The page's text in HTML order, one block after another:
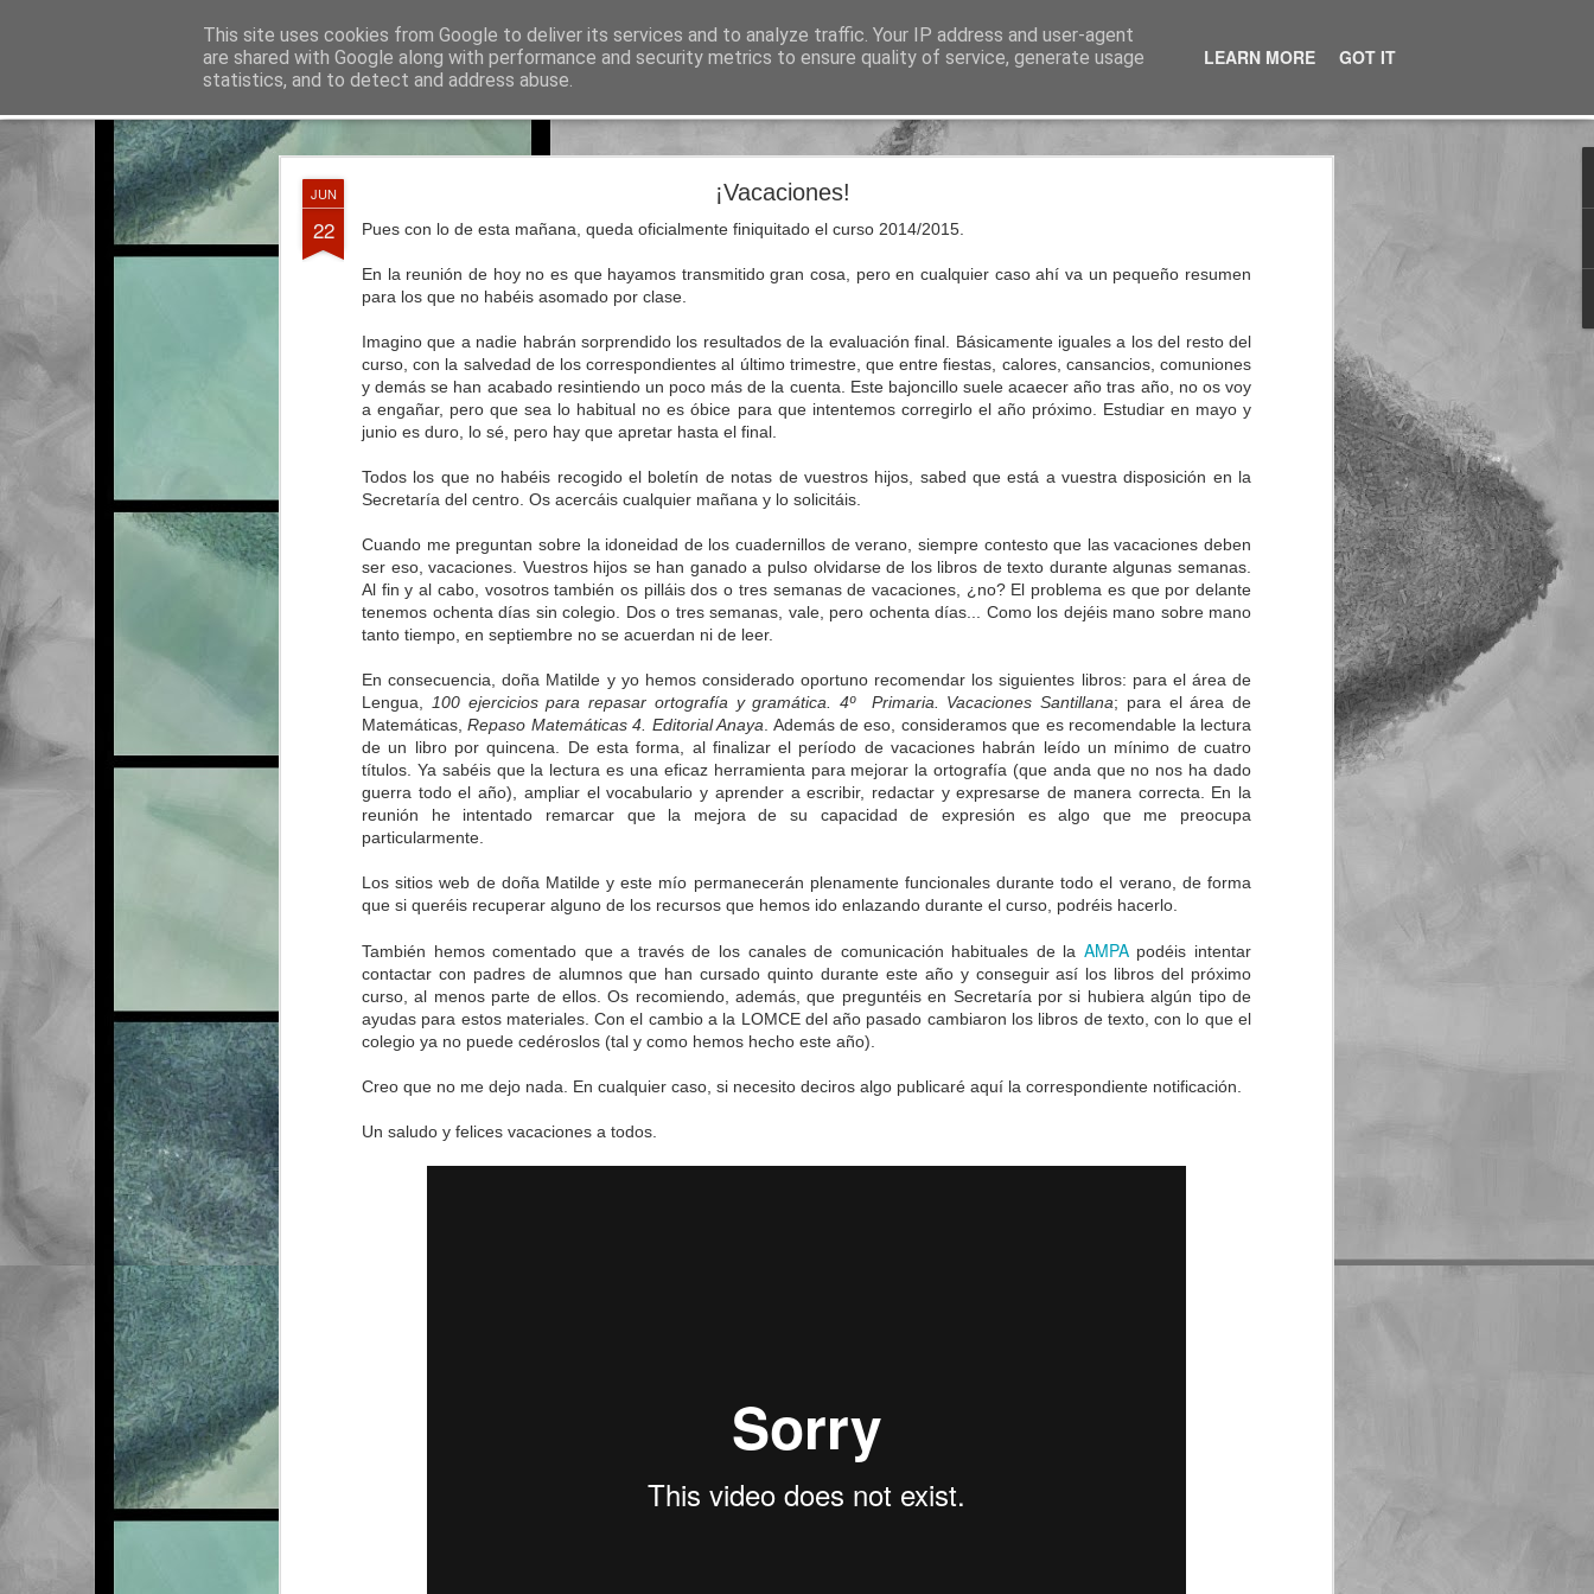
JUN
22
¡Vacaciones!
Pues con lo de esta mañana, queda oficialmente finiquitado el curso 2014/2015.
En la reunión de hoy no es que hayamos transmitido gran cosa, pero en cualquier caso ahí va un pequeño resumen
para los que no habéis asomado por clase.
Imagino que a nadie habrán sorprendido los resultados de la evaluación final. Básicamente iguales a los del resto del
curso, con la salvedad de los correspondientes al último trimestre, que entre fiestas, calores, cansancios, comuniones
y demás se han acabado resintiendo un poco más de la cuenta. Este bajoncillo suele acaecer año tras año, no os voy
a engañar, pero que sea lo habitual no es óbice para que intentemos corregirlo el año próximo. Estudiar en mayo y
junio es duro, lo sé, pero hay que apretar hasta el final.
Todos los que no habéis recogido el boletín de notas de vuestros hijos, sabed que está a vuestra disposición en la
Secretaría del centro. Os acercáis cualquier mañana y lo solicitáis.
Cuando me preguntan sobre la idoneidad de los cuadernillos de verano, siempre contesto que las vacaciones deben
ser eso, vacaciones. Vuestros hijos se han ganado a pulso olvidarse de los libros de texto durante algunas semanas.
Al fin y al cabo, vosotros también os pilláis dos o tres semanas de vacaciones, ¿no? El problema es que por delante
tenemos ochenta días sin colegio. Dos o tres semanas, vale, pero ochenta días... Como los dejéis mano sobre mano
tanto tiempo, en septiembre no se acuerdan ni de leer.
En consecuencia, doña Matilde y yo hemos considerado oportuno recomendar los siguientes libros: para el área de
Lengua,
100 ejercicios para repasar ortografía y gramática. 4º Primaria. Vacaciones Santillana; para el área de
Matemáticas,Repaso Matemáticas 4. Editorial Anaya . Además de eso, consideramos que es recomendable la lectura
de un libro por quincena. De esta forma, al finalizar el período de vacaciones habrán leído un mínimo de cuatro
títulos. Ya sabéis que la lectura es una eficaz herramienta para mejorar la ortografía (que anda que no nos ha dado
guerra todo el año), ampliar el vocabulario y aprender a escribir, redactar y expresarse de manera correcta. En la
reunión he intentado remarcar que la mejora de su capacidad de expresión es algo que me preocupa
particularmente.
Los sitios web de doña Matilde y este mío permanecerán plenamente funcionales durante todo el verano, de forma
que si queréis recuperar alguno de los recursos que hemos ido enlazando durante el curso, podréis hacerlo.
También hemos comentado que a través de los canales de comunicación habituales de la AMPA podéis intentar
contactar con padres de alumnos que han cursado quinto durante este año y conseguir así los libros del próximo
curso, al menos parte de ellos. Os recomiendo, además, que preguntéis en Secretaría por si hubiera algún tipo de
ayudas para estos materiales. Con el cambio a la LOMCE del año pasado cambiaron los libros de texto, con lo que el
colegio ya no puede cedéroslos (tal y como hemos hecho este año).
Creo que no me dejo nada. En cualquier caso, si necesito deciros algo publicaré aquí la correspondiente notificación.
Un saludo y felices vacaciones a todos.
This site uses cookies from Google to deliver its services and to analyze traffic. Your IP address and user-agent
are shared with Google along with performance and security metrics to ensure quality of service, generate usage
statistics, and to detect and address abuse.
LEARN MORE GOT IT
La otra tutoría de Javier Recursos para Educación Primaria
Natural Science 5 - Unit 8 Vocabulary
La otra tutoría de Javier
MAR
26
Natural Science 5 - Unit 6 Vocabulary